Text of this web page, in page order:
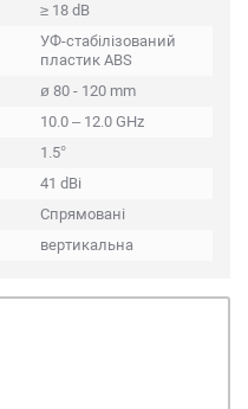
≥ 18 dB
УФ-стабілізований
пластик ABS
ø 80 - 120 mm
10.0 – 12.0 GHz
1.5°
41 dBi
Спрямовані
вертикальна